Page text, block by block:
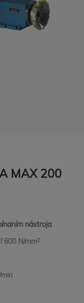
MAX 200
nástroja
600 N/mm²